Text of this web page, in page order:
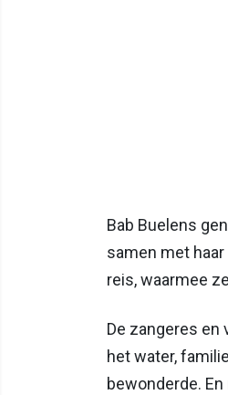
Bab Buelens
samen met
reis, waarmee
De zangeres en
het water,
bewonderde.